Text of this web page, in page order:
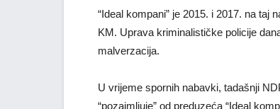
“Ideal kompani” je 2015. i 2017. na taj
KM. Uprava kriminalističke policije
malverzacija.
U vrijeme spornih nabavki, tadašnji
“pozajmljuje” od preduzeća “Ideal